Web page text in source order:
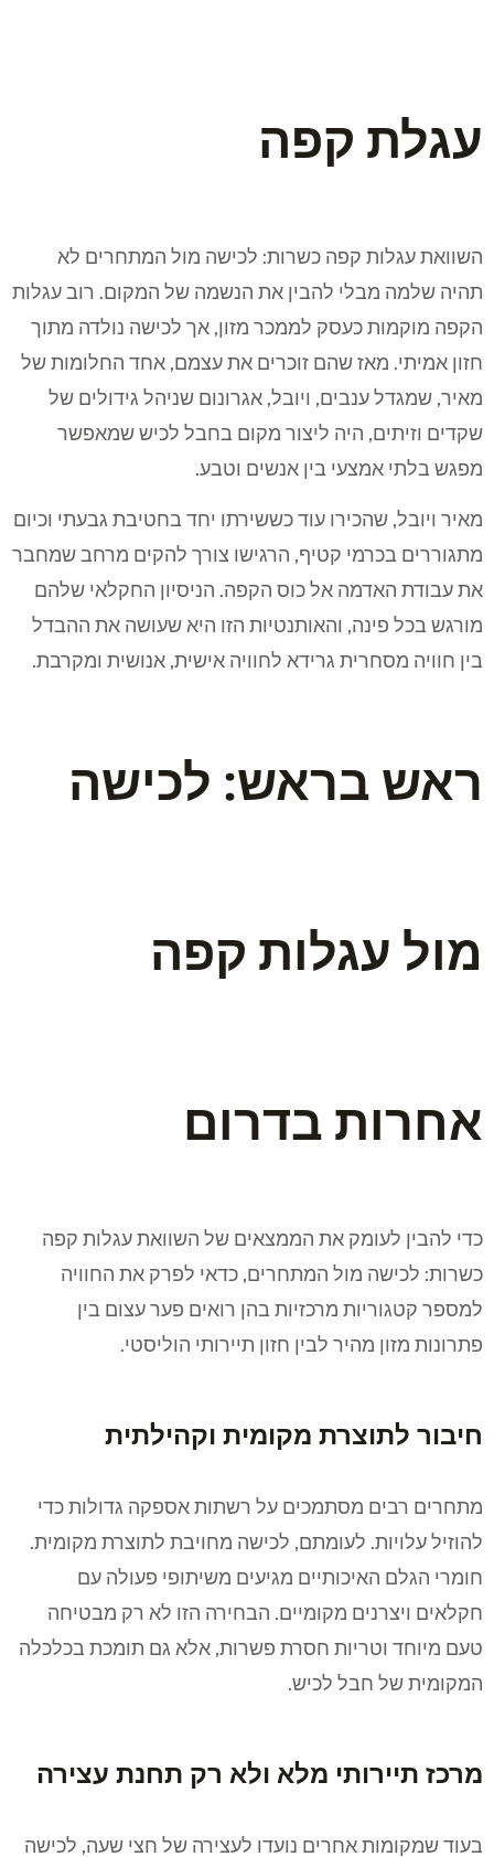
עגלת קפה
השוואת עגלות קפה כשרות: לכישה מול המתחרים לא
תהיה שלמה מבלי להבין את הנשמה של המקום. רוב עגלות
הקפה מוקמות כעסק לממכר מזון, אך לכישה נולדה מתוך
חזון אמיתי. מאז שהם זוכרים את עצמם, אחד החלומות של
מאיר, שמגדל ענבים, ויובל, אגרונום שניהל גידולים של
שקדים וזיתים, היה ליצור מקום בחבל לכיש שמאפשר
מפגש בלתי אמצעי בין אנשים וטבע.
מאיר ויובל, שהכירו עוד כששירתו יחד בחטיבת גבעתי וכיום
מתגוררים בכרמי קטיף, הרגישו צורך להקים מרחב שמחבר
את עבודת האדמה אל כוס הקפה. הניסיון החקלאי שלהם
מורגש בכל פינה, והאותנטיות הזו היא שעושה את ההבדל
בין חוויה מסחרית גרידא לחוויה אישית, אנושית ומקרבת.
ראש בראש: לכישה
מול עגלות קפה
אחרות בדרום
כדי להבין לעומק את הממצאים של השוואת עגלות קפה
כשרות: לכישה מול המתחרים, כדאי לפרק את החוויה
למספר קטגוריות מרכזיות בהן רואים פער עצום בין
פתרונות מזון מהיר לבין חזון תיירותי הוליסטי.
חיבור לתוצרת מקומית וקהילתית
מתחרים רבים מסתמכים על רשתות אספקה גדולות כדי
להוזיל עלויות. לעומתם, לכישה מחויבת לתוצרת מקומית.
חומרי הגלם האיכותיים מגיעים משיתופי פעולה עם
חקלאים ויצרנים מקומיים. הבחירה הזו לא רק מבטיחה
טעם מיוחד וטריות חסרת פשרות, אלא גם תומכת בכלכלה
המקומית של חבל לכיש.
מרכז תיירותי מלא ולא רק תחנת עצירה
בעוד שמקומות אחרים נועדו לעצירה של חצי שעה, לכישה